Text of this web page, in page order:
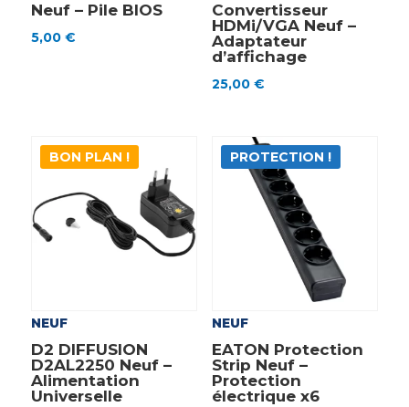
Neuf – Pile BIOS
5,00 €
Convertisseur
HDMi/VGA Neuf –
Adaptateur
d’affichage
25,00 €
BON PLAN !
NEUF
D2 DIFFUSION
D2AL2250 Neuf –
Alimentation
Universelle
PROTECTION !
NEUF
EATON Protection
Strip Neuf –
Protection
électrique x6